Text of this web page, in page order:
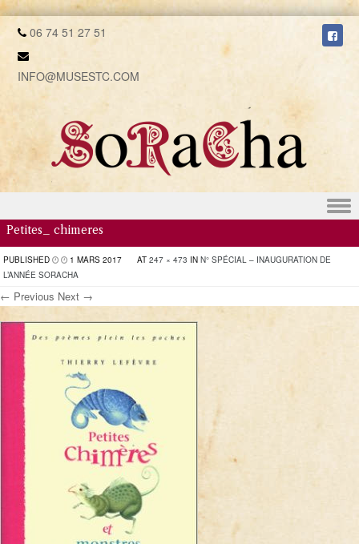
06 74 51 27 51
INFO@MUSESTC.COM
Skip to content
Petites_ chimeres
PUBLISHED 1 MARS 2017 AT 247 × 473 IN N° SPÉCIAL – INAUGURATION DE
L’ANNÉE SORACHA
← Previous Next →